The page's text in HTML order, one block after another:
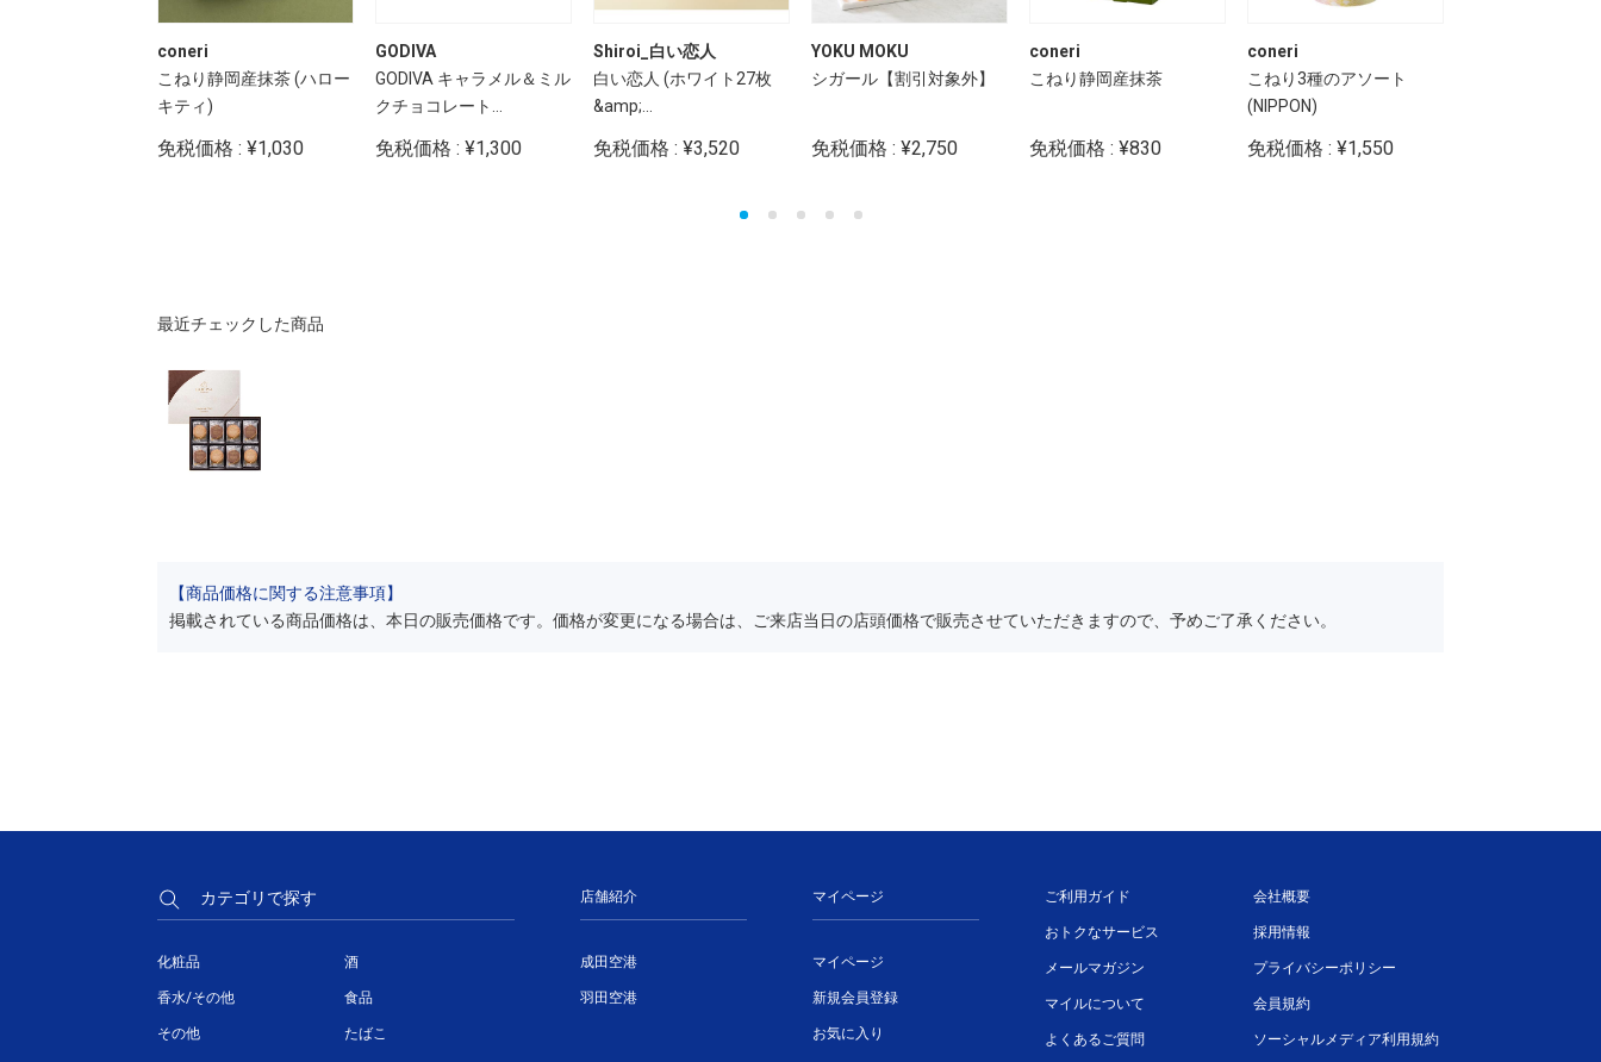
coneri
こねり静岡産抹茶 (ハロー
キティ)
免税価格 : ¥1,030
GODIVA
GODIVA キャラメル＆ミル
クチョコレート...
免税価格 : ¥1,300
Shiroi_白い恋人
白い恋人 (ホワイト27枚
&amp;...
免税価格 : ¥3,520
YOKU MOKU
シガール【割引対象外】
免税価格 : ¥2,750
coneri
こねり静岡産抹茶
免税価格 : ¥830
coneri
こねり3種のアソート
(NIPPON)
免税価格 : ¥1,550
最近チェックした商品
【商品価格に関する注意事項】
掲載されている商品価格は、本日の販売価格です。価格が変更になる場合は、ご来店当日の店頭価格で販売させていただきますので、予めご了承ください。
カテゴリで探す
化粧品 酒
香水/その他 食品
その他 たばこ
店舗紹介
成田空港
羽田空港
マイページ
マイページ
新規会員登録
お気に入り
ご利用ガイド
おトクなサービス
メールマガジン
マイルについて
よくあるご質問
会社概要
採用情報
プライバシーポリシー
会員規約
ソーシャルメディア利用規約